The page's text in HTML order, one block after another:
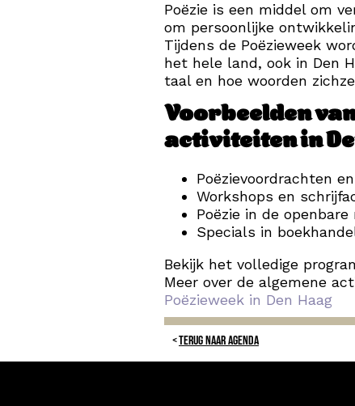
Poëzie is een middel om
om persoonlijke
Tijdens de Poëzieweek
het hele land, ook in Den
taal en hoe woorden
Voorbeelden
activiteiten in
Poëzievoordrachten
Workshops en
Poëzie in de
Specials in
Bekijk het volledige
Meer over de algemene
Poëzieweek in Den Haag
TERUG NAAR AGENDA